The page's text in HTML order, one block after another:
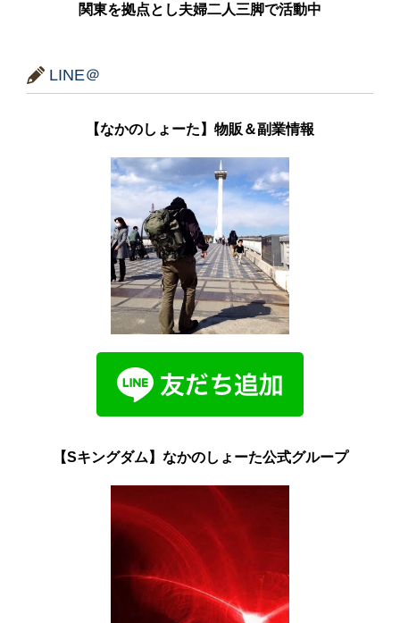
関東を拠点とし夫婦二人三脚で活動中
LINE＠
【なかのしょーた】物販＆副業情報
【Sキングダム】なかのしょーた公式グループ